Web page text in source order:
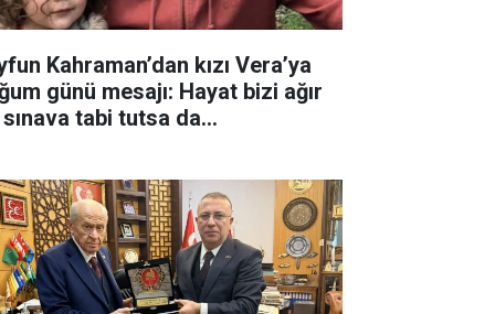
Kahraman’dan kızı Vera’ya
günü mesajı: Hayat bizi ağır
tabi tutsa da...